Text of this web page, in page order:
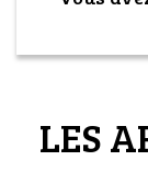
LES